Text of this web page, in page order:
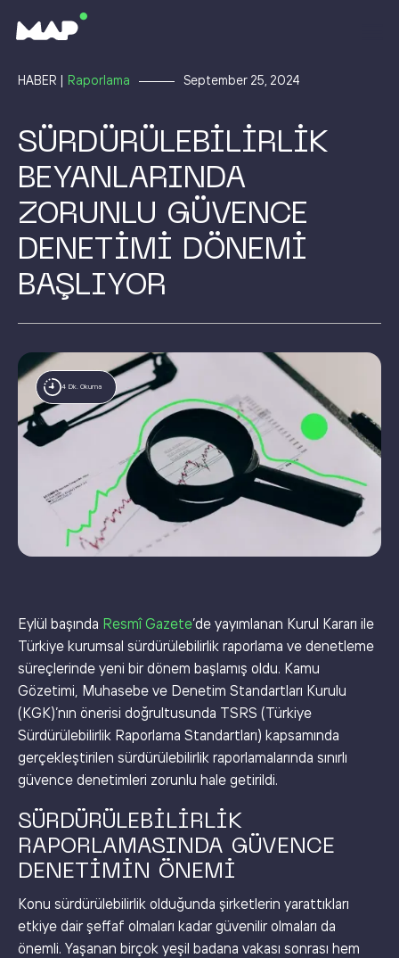
HABER | Raporlama September 25, 2024
SÜRDÜRÜLEBİLİRLİK
BEYANLARINDA
ZORUNLU GÜVENCE
DENETİMİ DÖNEMİ
BAŞLIYOR
4 Dk. Okuma
Eylül başında Resmî Gazete’de yayımlanan Kurul Kararı ile
Türkiye kurumsal sürdürülebilirlik raporlama ve denetleme
süreçlerinde yeni bir dönem başlamış oldu. Kamu
Gözetimi, Muhasebe ve Denetim Standartları Kurulu
(KGK)’nın önerisi doğrultusunda TSRS (Türkiye
Sürdürülebilirlik Raporlama Standartları) kapsamında
gerçekleştirilen sürdürülebilirlik raporlamalarında sınırlı
güvence denetimleri zorunlu hale getirildi.
SÜRDÜRÜLEBİLİRLİK
RAPORLAMASINDA GÜVENCE
DENETİMİN ÖNEMİ​
Konu sürdürülebilirlik olduğunda şirketlerin yarattıkları
etkiye dair şeffaf olmaları kadar güvenilir olmaları da
önemli. Yaşanan birçok yeşil badana vakası sonrası hem